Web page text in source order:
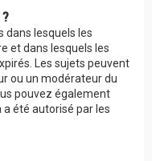
dans lesquels les
et dans lesquels les
Les sujets peuvent
ou un modérateur du
pouvez également
a été autorisé par les